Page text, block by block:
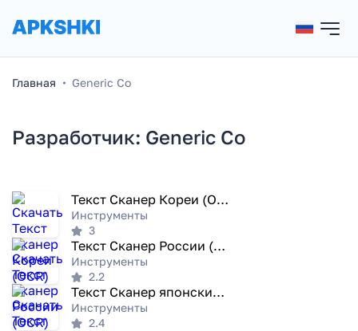
Главная Generic Co
Разработчик: Generic Co
Текст Сканер Кореи (OCR)
Инструменты
3
Текст Сканер России (OCR)
Инструменты
2.2
Текст Сканер японский (OCR)
Инструменты
2.4